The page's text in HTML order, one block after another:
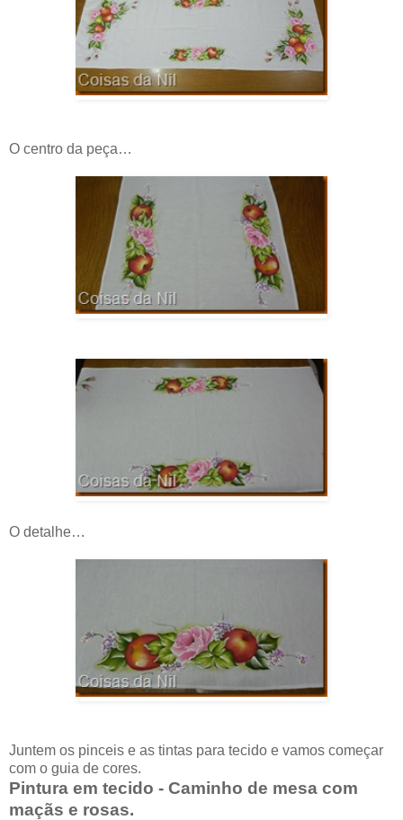
O centro da peça…
O detalhe…
Juntem os pinceis e as tintas para tecido e vamos começar
com o guia de cores.
Pintura em tecido - Caminho de mesa com
maçãs e rosas.